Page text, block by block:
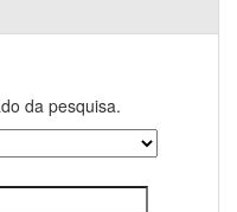
da pesquisa.